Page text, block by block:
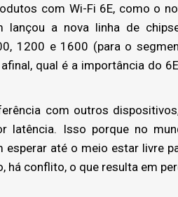
com Wi-Fi 6E, como o
lançou a nova linha de
1200 e 1600 (para o
qual é a importância do
com outros
latência. Isso porque no
até o meio estar livre
há conflito, o que resulta em